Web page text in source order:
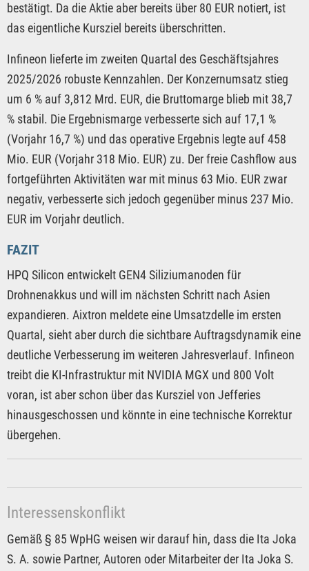
bestätigt. Da die Aktie aber bereits über 80 EUR notiert, ist
das eigentliche Kursziel bereits überschritten.
Infineon lieferte im zweiten Quartal des Geschäftsjahres
2025/2026 robuste Kennzahlen. Der Konzernumsatz stieg
um 6 % auf 3,812 Mrd. EUR, die Bruttomarge blieb mit 38,7
% stabil. Die Ergebnismarge verbesserte sich auf 17,1 %
(Vorjahr 16,7 %) und das operative Ergebnis legte auf 458
Mio. EUR (Vorjahr 318 Mio. EUR) zu. Der freie Cashflow aus
fortgeführten Aktivitäten war mit minus 63 Mio. EUR zwar
negativ, verbesserte sich jedoch gegenüber minus 237 Mio.
EUR im Vorjahr deutlich.
FAZIT
HPQ Silicon entwickelt GEN4 Siliziumanoden für
Drohnenakkus und will im nächsten Schritt nach Asien
expandieren. Aixtron meldete eine Umsatzdelle im ersten
Quartal, sieht aber durch die sichtbare Auftragsdynamik eine
deutliche Verbesserung im weiteren Jahresverlauf. Infineon
treibt die KI-Infrastruktur mit NVIDIA MGX und 800 Volt
voran, ist aber schon über das Kursziel von Jefferies
hinausgeschossen und könnte in eine technische Korrektur
übergehen.
Interessenskonflikt
Gemäß § 85 WpHG weisen wir darauf hin, dass die Ita Joka
S. A. sowie Partner, Autoren oder Mitarbeiter der Ita Joka S.